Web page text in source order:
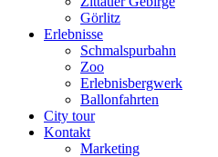
Görlitz
Erlebnisse
Schmalspurbahn
Zoo
Erlebnisbergwerk
Ballonfahrten
City tour
Kontakt
Marketing